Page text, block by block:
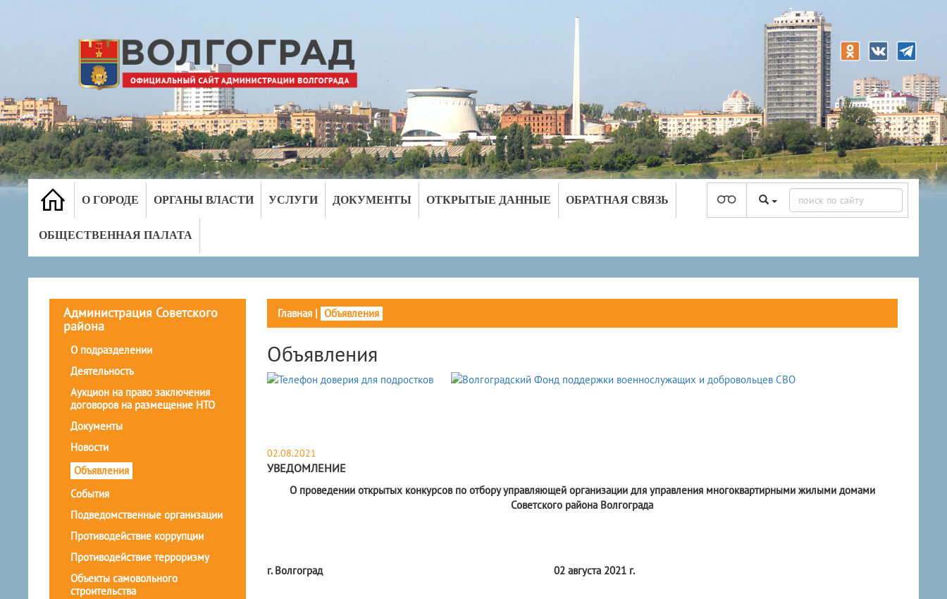
О ГОРОДЕ ОРГАНЫ ВЛАСТИ УСЛУГИ ДОКУМЕНТЫ ОТКРЫТЫЕ ДАННЫЕ ОБРАТНАЯ СВЯЗЬ
ОБЩЕСТВЕННАЯ ПАЛАТА
Администрация Советского
района
О подразделении
Деятельность
Аукцион на право заключения
договоров на размещение НТО
Документы
Новости
Объявления
События
Подведомственные организации
Противодействие коррупции
Противодействие терроризму
Объекты самовольного
строительства
Главная| Объявления
Объявления
02.08.2021
УВЕДОМЛЕНИЕ
О проведении открытых конкурсов по отбору управляющей организации для управления многоквартирными жилыми домами
Советского района Волгограда
г. Волгоград 02 августа 2021 г.